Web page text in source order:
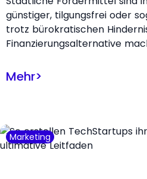
günstiger, tilgungsfrei oder
trotz bürokratischen
Finanzierungsalternative
Mehr>
Marketing